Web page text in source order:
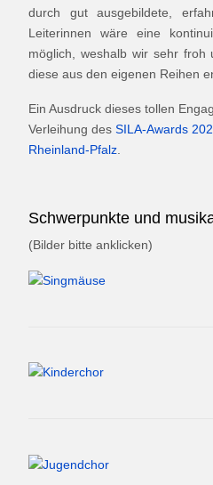
durch gut ausgebildete,
Leiterinnen wäre eine
möglich, weshalb wir sehr froh
diese aus den eigenen Reihen
Ein Ausdruck dieses tollen
Verleihung des SILA-Awards
Rheinland-Pfalz
Schwerpunkte und
(Bilder bitte anklicken)